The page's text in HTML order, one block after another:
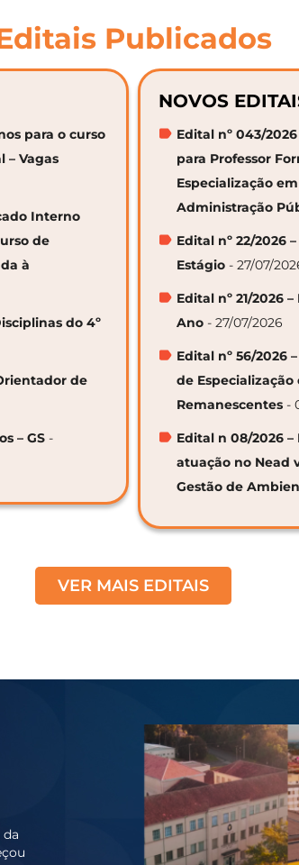
Publicados
para o curso
– Vagas
Interno
de
à
do 4º
de
– GS -
NOVOS
Edital nº 043/
para Professor
Especialização
Administração
Edital nº 22/2026
Estágio - 27/07/
Edital nº 21/2026
Ano - 27/07/2026
Edital nº 56/2026
de
Remanescentes -
Edital n 08/2026 –
atuação no Nead
Gestão de
VER MAIS EDITAIS